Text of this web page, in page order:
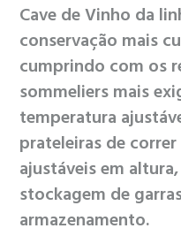
Cave de Vinho da
conservação mais
cumprindo com os
sommeliers mais
temperatura
prateleiras de
ajustáveis em
stockagem de
armazenamento.